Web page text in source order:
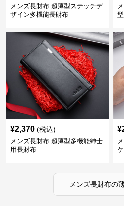
メンズ長財布 超薄型ステッチデ
ザイン多機能長財布
¥2,370 (税込)
メンズ長財布 超薄型多機能紳士
用長財布
¥
メンズ長財布の